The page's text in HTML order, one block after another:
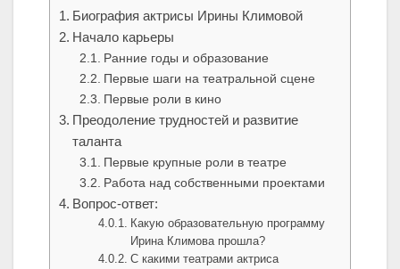
Биография актрисы Ирины Климовой
Начало карьеры
Ранние годы и образование
Первые шаги на театральной сцене
Первые роли в кино
Преодоление трудностей и развитие
таланта
Первые крупные роли в театре
Работа над собственными проектами
Вопрос-ответ:
Какую образовательную программу
Ирина Климова прошла?
С какими театрами актриса